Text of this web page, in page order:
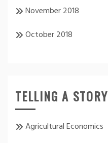
November 2018
October 2018
TELLING A STORY
Agricultural Economics